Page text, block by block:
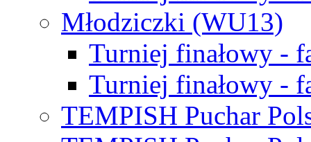
Młodziczki (WU13)
Turniej finałowy -
Turniej finałowy -
TEMPISH Puchar